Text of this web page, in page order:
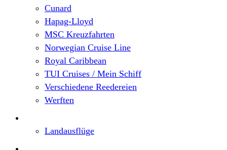
Cunard
Hapag-Lloyd
MSC Kreuzfahrten
Norwegian Cruise Line
Royal Caribbean
TUI Cruises / Mein Schiff
Verschiedene Reedereien
Werften
Landausflüge